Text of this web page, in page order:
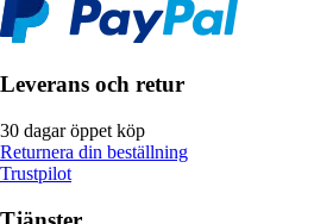
Leverans och retur
30 dagar öppet köp
Returnera din beställning
Trustpilot